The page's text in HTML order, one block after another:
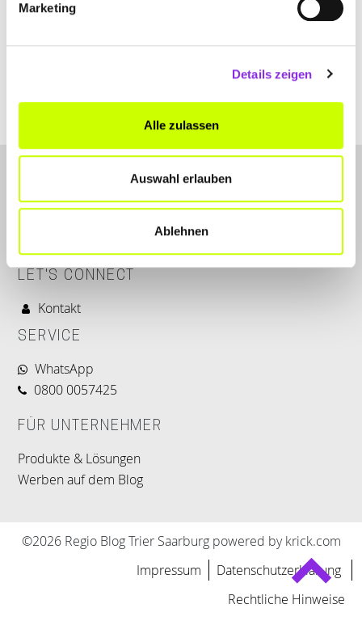
Marketing
Details zeigen
Alle zulassen
Auswahl erlauben
Ablehnen
LET'S CONNECT
Kontakt
SERVICE
WhatsApp
0800 0057425
FÜR UNTERNEHMER
Produkte & Lösungen
Werben auf dem Blog
©2026 Regio Blog Trier Saarburg powered by krick.com
Impressum
Datenschutzerklärung
Rechtliche Hinweise